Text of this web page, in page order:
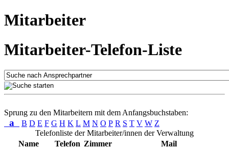
Mitarbeiter
Mitarbeiter-Telefon-Liste
Sprung zu den Mitarbeitern mit dem Anfangsbuchstaben:
a B D E F G H K L M N O P R S T V W Z
Telefonliste der Mitarbeiter/innen der Verwaltung
Name
Telefon Zimmer
Mail